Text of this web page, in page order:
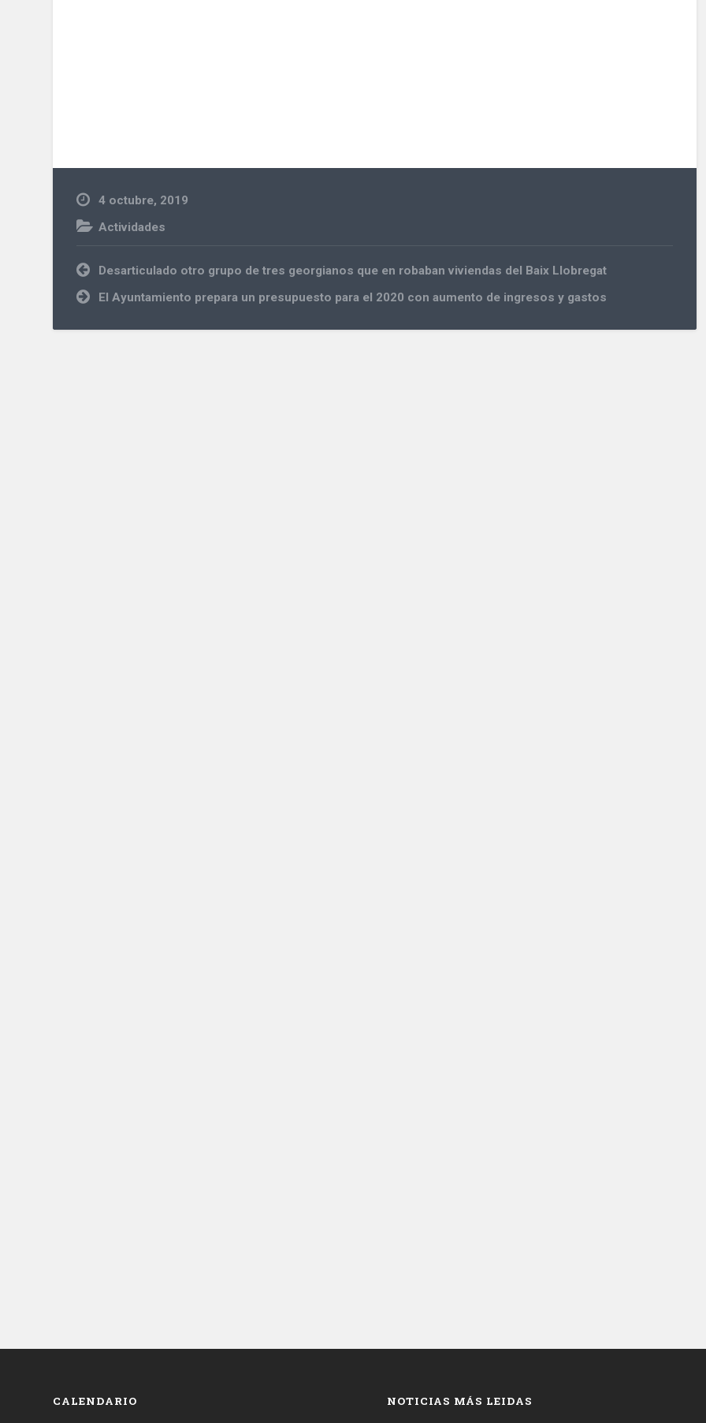
4 octubre, 2019
Actividades
Navegación
de
entradas
Desarticulado otro grupo de tres georgianos que en robaban viviendas del Baix Llobregat
El Ayuntamiento prepara un presupuesto para el 2020 con aumento de ingresos y gastos
CALENDARIO NOTICIAS MÁS LEIDAS